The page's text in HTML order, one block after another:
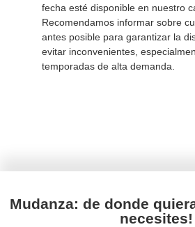
fecha esté disponible en nuestro
Recomendamos informar sobre
antes posible para garantizar la
evitar inconvenientes,
temporadas de alta demanda.
Mudanza: de donde
necesites!